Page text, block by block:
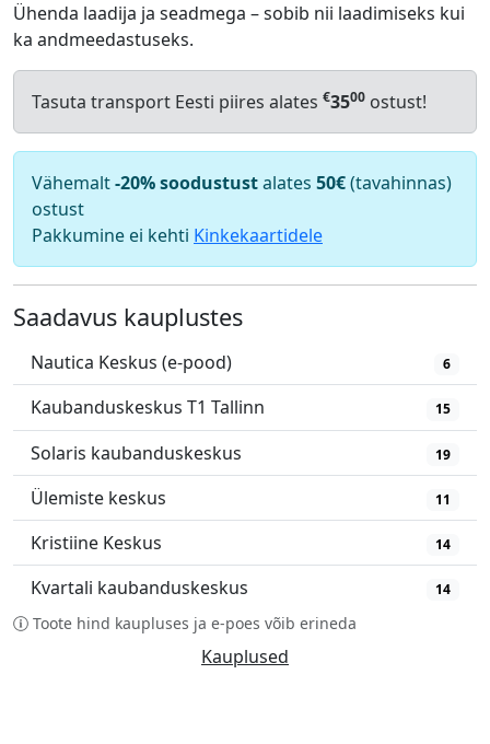
Ühenda laadija ja seadmega – sobib nii laadimiseks kui
ka andmeedastuseks.
Tasuta transport Eesti piires alates €3500 ostust!
Vähemalt-20% soodustustalates 50€(tavahinnas)
ostust
Pakkumine ei kehti Kinkekaartidele
Saadavus kauplustes
Nautica Keskus (e-pood) 6
Kaubanduskeskus T1 Tallinn 15
Solaris kaubanduskeskus 19
Ülemiste keskus 11
Kristiine Keskus 14
Kvartali kaubanduskeskus 14
Toote hind kaupluses ja e-poes võib erineda
Kauplused